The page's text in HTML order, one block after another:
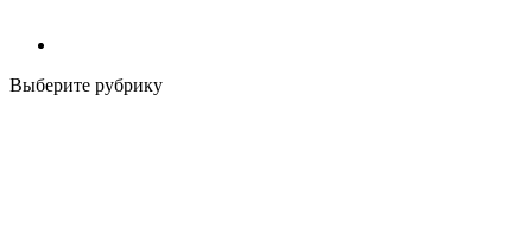
Выберите рубрику